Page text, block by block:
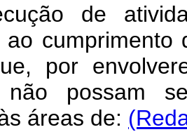
de
ao
por
não possam
áreas de: